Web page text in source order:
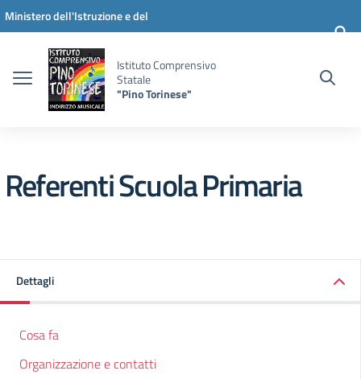
Vai ai contenuti
Vai al menu di navigazione
Vai al footer
Ministero dell'Istruzione e del
Istituto Comprensivo
Statale
"Pino Torinese"
Referenti Scuola Primaria
Dettagli
Cosa fa
Organizzazione e contatti